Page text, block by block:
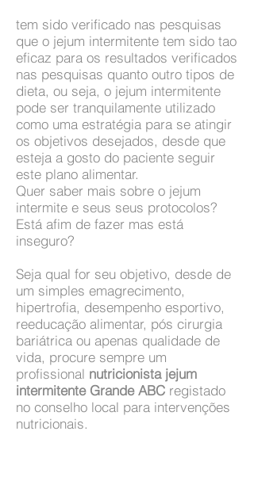
tem sido verificado nas pesquisas
que o jejum intermitente tem sido tao
eficaz para os resultados verificados
nas pesquisas quanto outro tipos de
dieta, ou seja, o jejum intermitente
pode ser tranquilamente utilizado
como uma estratégia para se atingir
os objetivos desejados, desde que
esteja a gosto do paciente seguir
este plano alimentar.
Quer saber mais sobre o jejum
intermite e seus seus protocolos?
Está afim de fazer mas está
inseguro?
Seja qual for seu objetivo, desde de
um simples emagrecimento,
hipertrofia, desempenho esportivo,
reeducação alimentar, pós cirurgia
bariátrica ou apenas qualidade de
vida, procure sempre um
profissional nutricionista jejum
intermitente Grande ABC registado
no conselho local para intervenções
nutricionais.